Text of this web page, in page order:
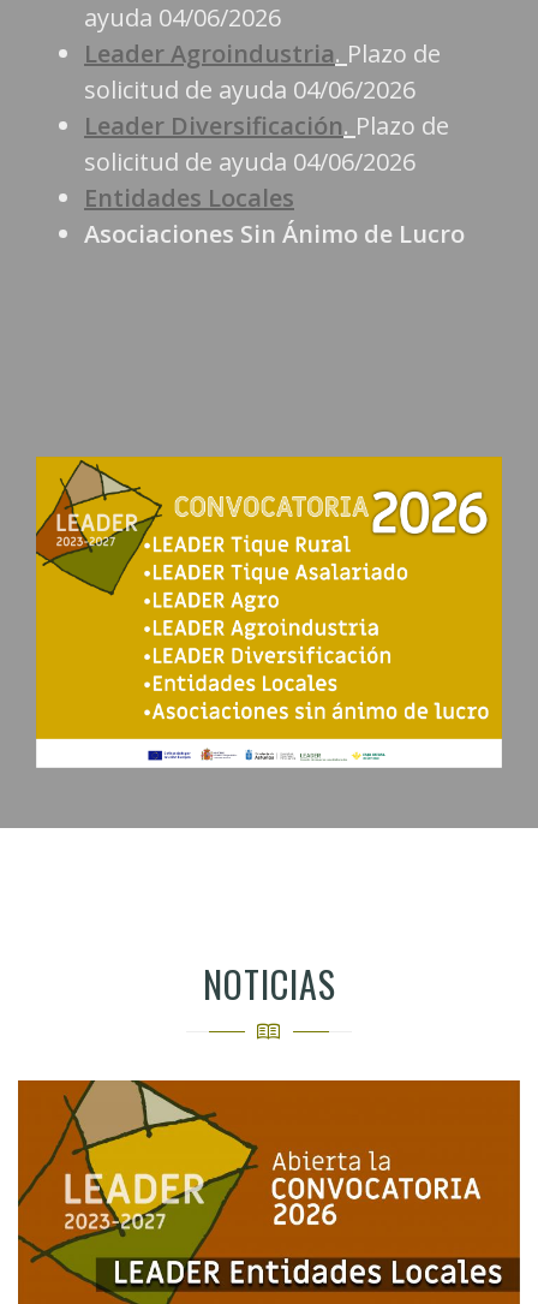
ayuda 04/06/2026
Leader Agroindustria. Plazo de
solicitud de ayuda 04/06/2026
Leader Diversificación. Plazo de
solicitud de ayuda 04/06/2026
Entidades Locales
Asociaciones Sin Ánimo de Lucro
NOTICIAS